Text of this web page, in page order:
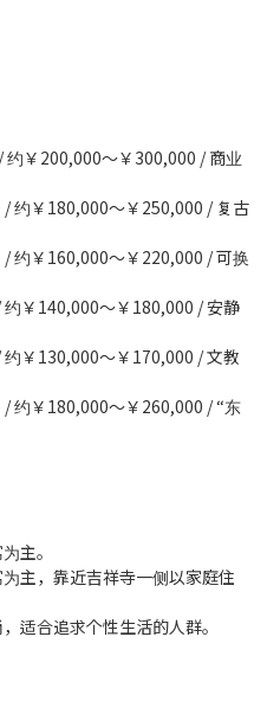
￥200,000〜￥300,000 / 商业
约￥180,000〜￥250,000 / 复古
约￥160,000〜￥220,000 / 可换
￥140,000〜￥180,000 / 安静
￥130,000〜￥170,000 / 文教
约￥180,000〜￥260,000 / “东
主。
主，靠近吉祥寺一侧以家庭住
适合追求个性生活的人群。